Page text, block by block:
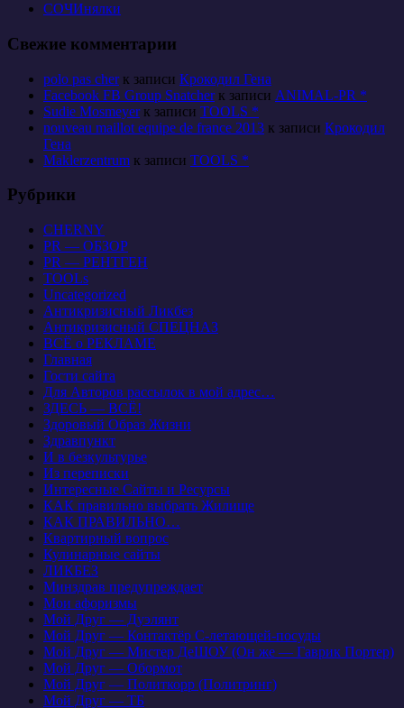
СОЧИнялки
Свежие комментарии
polo pas cherк записи Крокодил Гена
Facebook FB Group Snatcherк записи ANIMAL-PR *
Sudie Mosmeyerк записи TOOLS *
nouveau maillot equipe de france 2013 к записи Крокодил
Гена
Maklerzentrum к записи TOOLS *
Рубрики
CHERNY
PR — ОБЗОР
PR — РЕНТГЕН
TOOLs
Uncategorized
Антикризисный Ликбез
Антикризисный СПЕЦНАЗ
ВСЁ о РЕКЛАМЕ
Главная
Гости сайта
Для Авторов рассылок в мой адрес…
ЗДЕСЬ — ВСЁ!
Здоровый Образ Жизни
Здравпункт
И в безкультурье
Из переписки
Интересные Сайты и Ресурсы
КАК правильно выбрать Жилище
КАК ПРАВИЛЬНО…
Квартирный вопрос
Кулинарные сайты
ЛИКБЕЗ
Минздрав предупреждает
Мои афоризмы
Мой Друг — Дуэлянт
Мой Друг — Контактёр С-летающей-посуды
Мой Друг — Мистер ДеШОУ (Он же — Гаврик Портер)
Мой Друг — Обормот
Мой Друг — Политкорр (Политринг)
Мой Друг — ТБ